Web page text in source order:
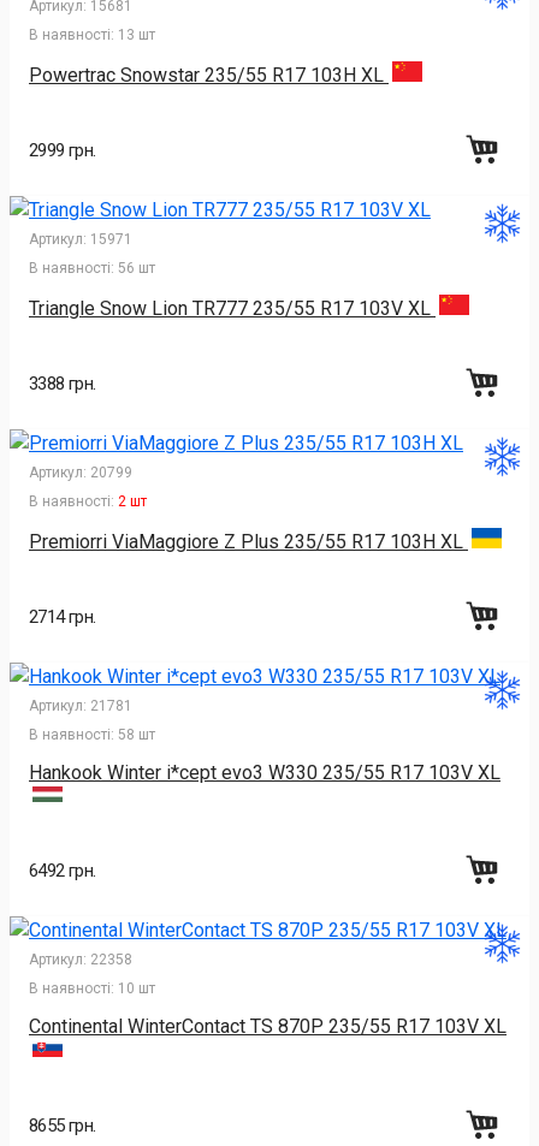
Артикул: 15681
В наявності: 13 шт
Powertrac Snowstar 235/55 R17 103H XL
2999 грн.
Артикул: 15971
В наявності: 56 шт
Triangle Snow Lion TR777 235/55 R17 103V XL
3388 грн.
Артикул: 20799
В наявності: 2 шт
Premiorri ViaMaggiore Z Plus 235/55 R17 103H XL
2714 грн.
Артикул: 21781
В наявності: 58 шт
Hankook Winter i*cept evo3 W330 235/55 R17 103V XL
6492 грн.
Артикул: 22358
В наявності: 10 шт
Continental WinterContact TS 870P 235/55 R17 103V XL
8655 грн.